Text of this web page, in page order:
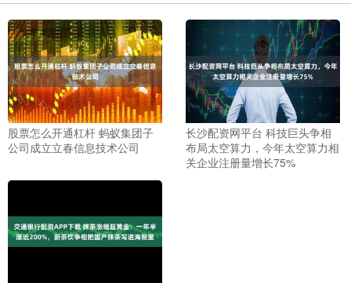
股票怎么开通杠杆 蚂蚁集团子
公司成立立春信息技术公司
长沙配资网平台 科技巨头争相
布局太空算力，今年太空算力相
关企业注册量增长75%